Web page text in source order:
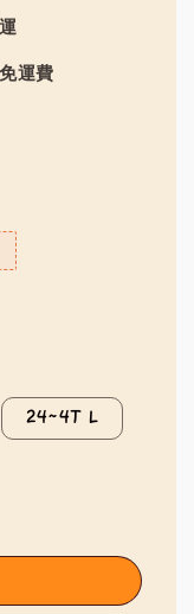
運費
24~4T L